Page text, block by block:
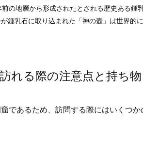
の地層から形成されたとされる歴史ある鍾
鍾乳石に取り込まれた「神の壺」は世界的
れる際の注意点と持ち物
であるため、訪問する際にはいくつ